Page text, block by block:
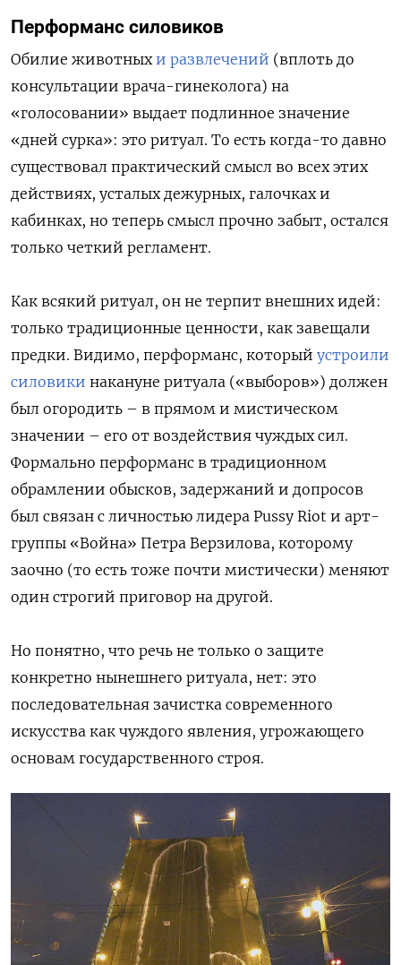
Перформанс силовиков
Обилие животныхи развлечений (вплоть до
консультации врача-гинеколога) на
«голосовании» выдает подлинное значение
«дней сурка»: это ритуал. То есть когда-то давно
существовал практический смысл во всех этих
действиях, усталых дежурных, галочках и
кабинках, но теперь смысл прочно забыт, остался
только четкий регламент.
Как всякий ритуал, он не терпит внешних идей:
только традиционные ценности, как завещали
предки. Видимо, перформанс, который устроили
силовики накануне ритуала («выборов») должен
был огородить – в прямом и мистическом
значении – его от воздействия чуждых сил.
Формально перформанс в традиционном
обрамлении обысков, задержаний и допросов
был связан с личностью лидера Pussy Riot и арт-
группы «Война» Петра Верзилова, которому
заочно (то есть тоже почти мистически) меняют
один строгий приговор на другой.
Но понятно, что речь не только о защите
конкретно нынешнего ритуала, нет: это
последовательная зачистка современного
искусства как чуждого явления, угрожающего
основам государственного строя.